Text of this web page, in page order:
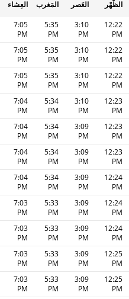
الظُّهْر العَصر المَغرب العِشاء
12:22
PM
3:10
PM
5:35
PM
7:05
PM
12:22
PM
3:10
PM
5:35
PM
7:05
PM
12:22
PM
3:10
PM
5:35
PM
7:05
PM
12:23
PM
3:10
PM
5:34
PM
7:04
PM
12:23
PM
3:09
PM
5:34
PM
7:04
PM
12:23
PM
3:09
PM
5:34
PM
7:04
PM
12:24
PM
3:09
PM
5:34
PM
7:04
PM
12:24
PM
3:09
PM
5:33
PM
7:03
PM
12:24
PM
3:09
PM
5:33
PM
7:03
PM
12:25
PM
3:09
PM
5:33
PM
7:03
PM
12:25
PM
3:09
PM
5:33
PM
7:03
PM